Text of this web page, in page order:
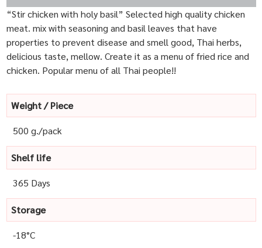
“Stir chicken with holy basil” Selected high quality chicken
meat. mix with seasoning and basil leaves that have
properties to prevent disease and smell good, Thai herbs,
delicious taste, mellow. Create it as a menu of fried rice and
chicken. Popular menu of all Thai people!!
Weight / Piece
500 g./pack
Shelf life
365 Days
Storage
-18°C